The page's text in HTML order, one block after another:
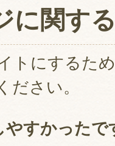
に関す
トにするた
ださい。
やすかったで